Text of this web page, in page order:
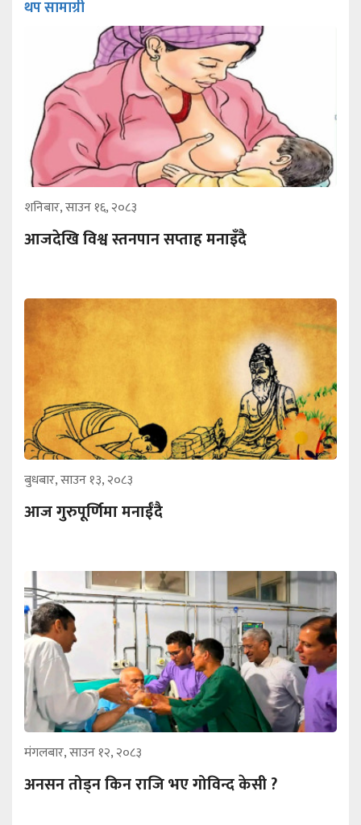
थप सामाग्री
शनिबार, साउन १६, २०८३
आजदेखि विश्व स्तनपान सप्ताह मनाइँदै
बुधबार, साउन १३, २०८३
आज गुरुपूर्णिमा मनाईँदै
मंगलबार, साउन १२, २०८३
अनसन तोड्न किन राजि भए गोविन्द केसी ?